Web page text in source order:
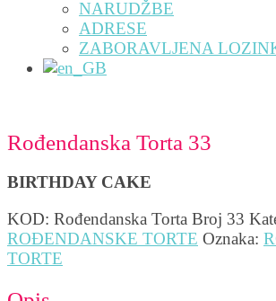
NARUDŽBE
ADRESE
ZABORAVLJENA
Rođendanska Torta 33
BIRTHDAY CAKE
KOD: Rođendanska Torta Broj 33
ROĐENDANSKE TORTE Oznaka:
TORTE